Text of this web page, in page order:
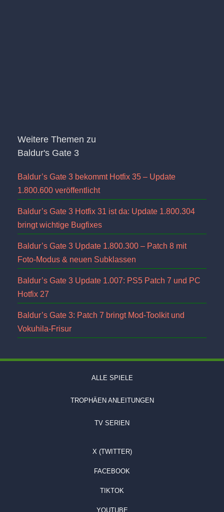
Weitere Themen zu
Baldur's Gate 3
Baldur’s Gate 3 bekommt Hotfix 35 – Update
1.800.600 veröffentlicht
Baldur’s Gate 3 Hotfix 31 ist da: Update 1.800.304
bringt wichtige Bugfixes
Baldur’s Gate 3 Update 1.800.300 – Patch 8 mit
Foto-Modus & neuen Subklassen
Baldur’s Gate 3 Update 1.007: PS5 Patch 7 und PC
Hotfix 27
Baldur’s Gate 3: Patch 7 bringt Mod-Toolkit und
Vokuhila-Frisur
ALLE SPIELE
TROPHÄEN ANLEITUNGEN
TV SERIEN
X (TWITTER)
FACEBOOK
TIKTOK
YOUTUBE